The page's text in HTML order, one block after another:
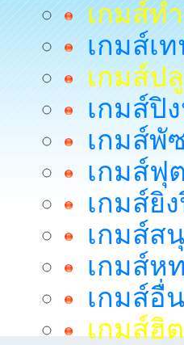
เกมส์ท
เกมส์เ
เกมส์ป
เกมส์ปิ
เกมส์พั
เกมส์ฟุ
เกมส์ยิ
เกมส์ส
เกมส์ห
เกมส์อื่
เกมส์ฮิ